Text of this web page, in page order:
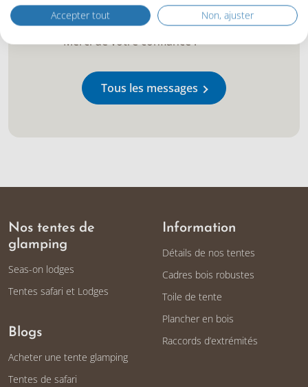
2021 : une année pleine d’opportunités
!
Merci de votre confiance !
Tous les messages
Nos tentes de
glamping
Seas-on lodges
Tentes safari et Lodges
Blogs
Acheter une tente glamping
Tentes de safari
Information
Détails de nos tentes
Cadres bois robustes
Toile de tente
Plancher en bois
Raccords d’extrémités
Accepter tout Non, ajuster